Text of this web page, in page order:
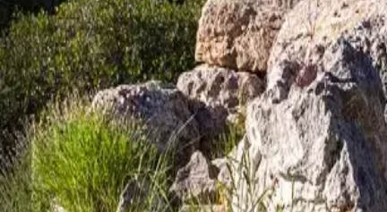
Menorca Explorer
Agenda